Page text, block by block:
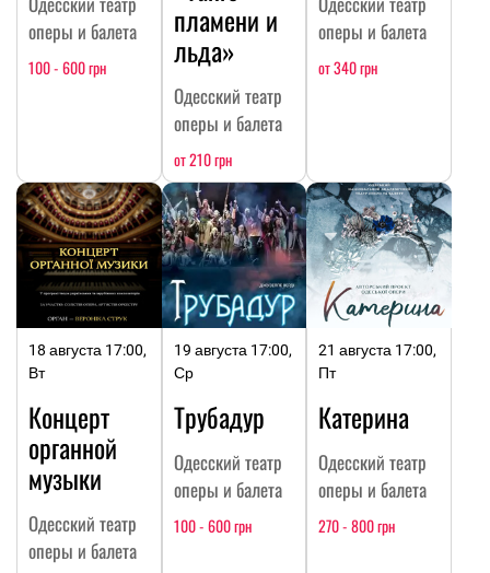
оперы и балета
100 - 600 грн
пламени и
льда»
Одесский театр
оперы и балета
от 210 грн
оперы и балета
от 340 грн
18 августа 17:00,
Вт
Концерт
органной
музыки
Одесский театр
оперы и балета
19 августа 17:00,
Ср
Трубадур
Одесский театр
оперы и балета
100 - 600 грн
21 августа 17:00,
Пт
Катерина
Одесский театр
оперы и балета
270 - 800 грн